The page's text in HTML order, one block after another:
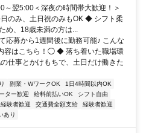
翌5:00＜深夜の時間帯大歓迎！＞
のみ、土日祝のみもOK ◆ シフト柔
め、18歳未満の方は...
応募から1週間後に勤務可能♪ こんな
容はこちら！◯ ◆ 落ち着いた職場環
仕事とかけもちで、土日だけ働きた
副業・WワークOK
1日4時間以内OK
ター歓迎 給料前払いOK
シフト自由
験者歓迎 交通費全額支給
経験者歓迎
あり